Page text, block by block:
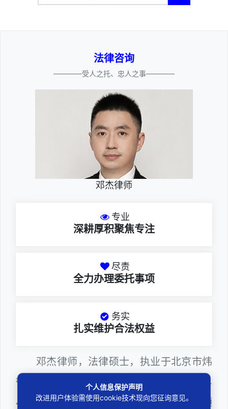
法律咨询
————受人之托、忠人之事————
邓杰律师
专业
深耕厚积聚焦专注
尽责
全力办理委托事项
务实
扎实维护合法权益
邓杰律师，法律硕士，执业于北京市炜
衡（深圳）律师事务所，律师执业证号为14
403201810022100。邓杰律师熟悉证券领
个人信息保护声明
改进用户体验需使用cookie技术现向您征询意见。